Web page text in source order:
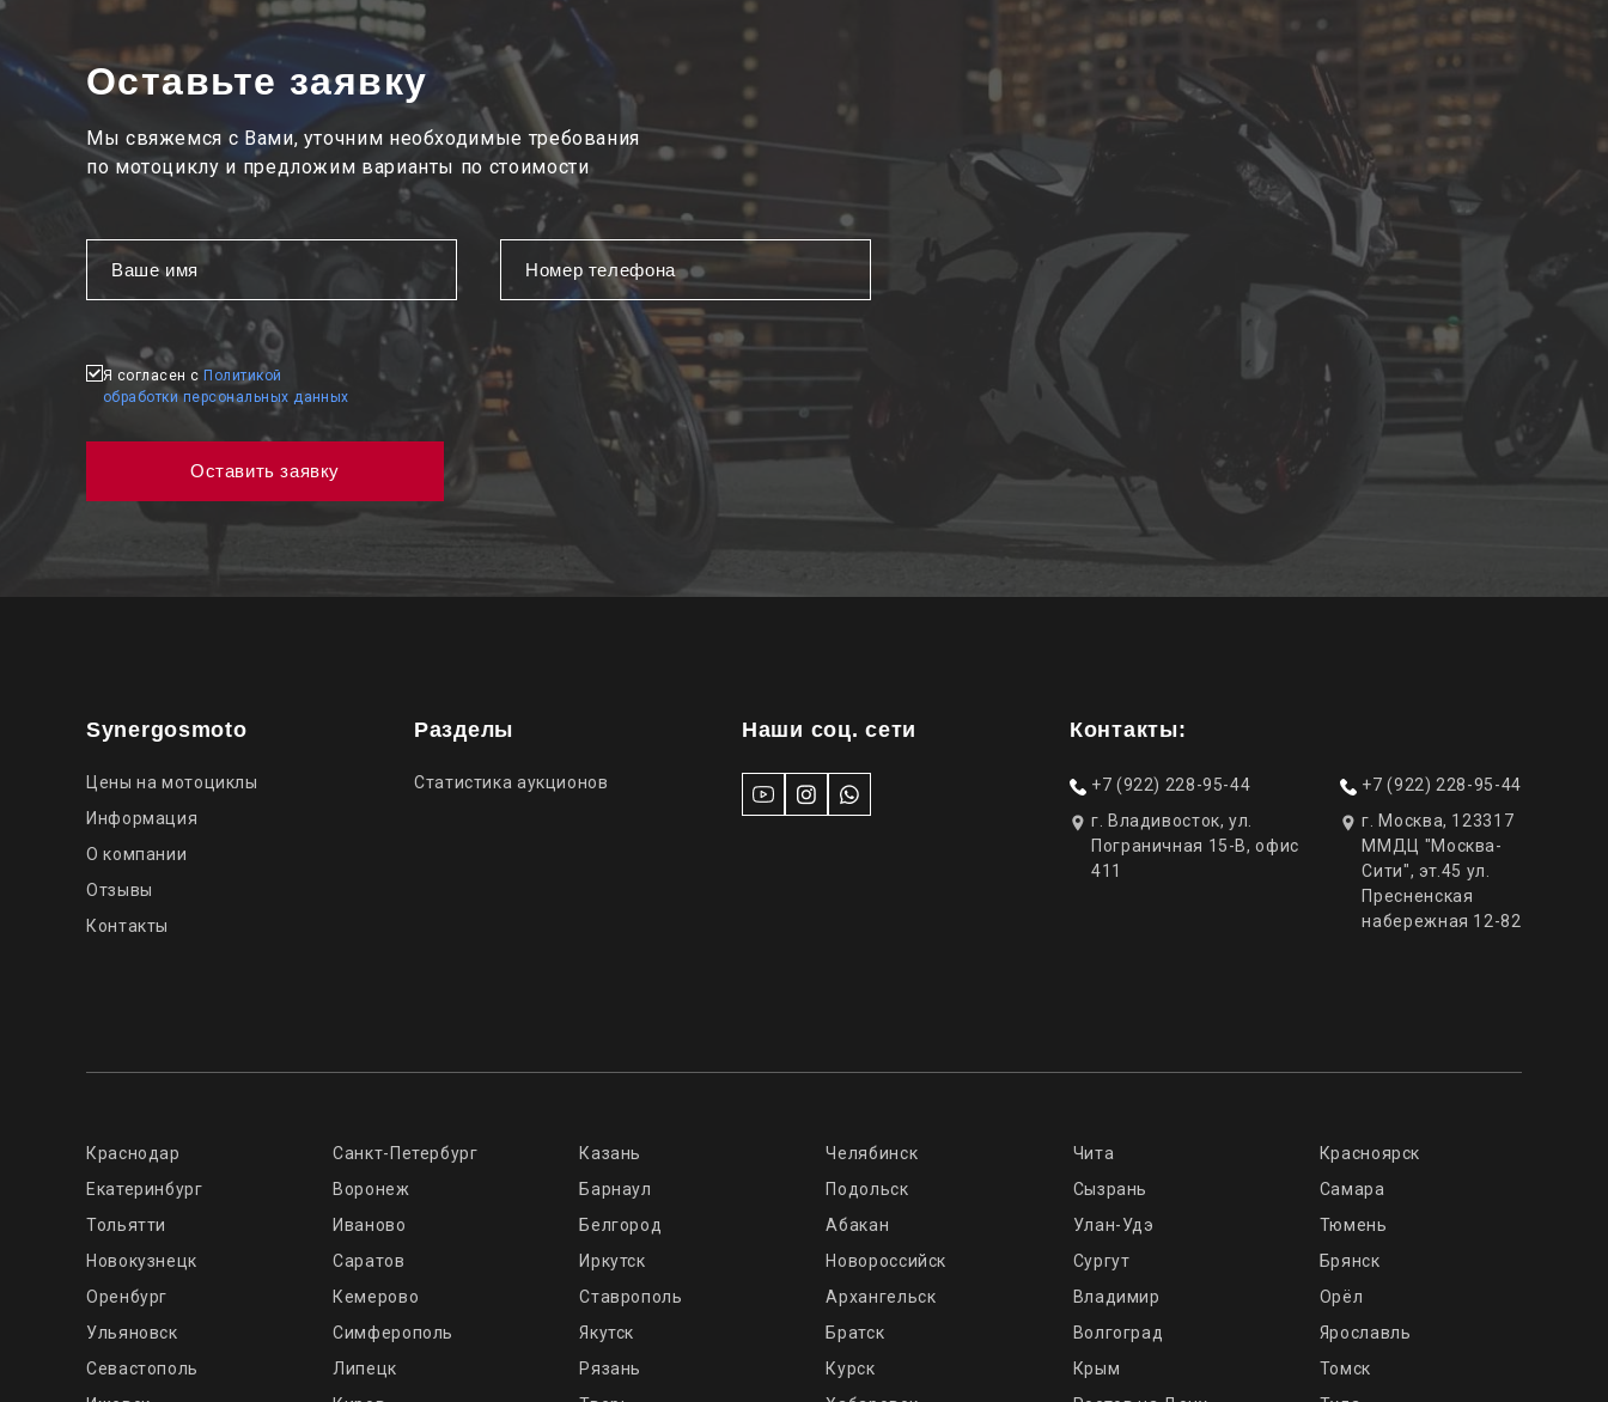
Оставьте заявку
Мы свяжемся с Вами, уточним необходимые требования
по мотоциклу и предложим варианты по стоимости
Я согласен с Политикой
обработки персональных данных
Synergosmoto
Цены на мотоциклы
Информация
О компании
Отзывы
Контакты
Разделы
Статистика аукционов
Наши соц. сети Контакты:
+7 (922) 228-95-44
г. Владивосток, ул.
Пограничная 15-В, офис
411
+7 (922) 228-95-44
г. Москва, 123317
ММДЦ "Москва-
Сити", эт.45 ул.
Пресненская
набережная 12-82
Краснодар Санкт-Петербург Казань Челябинск Чита
Красноярск
Екатеринбург
Воронеж Барнаул Подольск Сызрань
Самара
Тольятти
Иваново Белгород Абакан Улан-Удэ
Тюмень
Новокузнецк
Саратов Иркутск Новороссийск Сургут
Брянск
Оренбург
Кемерово Ставрополь Архангельск Владимир
Орёл
Ульяновск
Симферополь Якутск Братск Волгоград
Ярославль
Севастополь
Липецк Рязань Курск Крым
Томск